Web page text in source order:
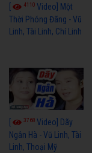
4110 Video] Một
Thời Phóng Đãng - Vũ
Linh, Tài Linh, Chí Linh
3768 Video] Dãy
Ngân Hà - Vũ Linh, Tài
Linh, Thoại Mỹ